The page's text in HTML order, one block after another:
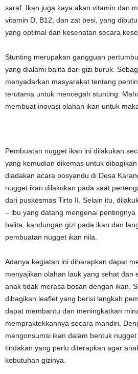
saraf. Ikan juga kaya akan vitamin dan
vitamin D, B12, dan zat besi, yang
yang optimal dan kesehatan secara
Stunting merupakan gangguan
yang dialami balita dari gizi buruk.
menyadarkan masyarakat tentang
terutama untuk mencegah stunting.
membuat inovasi olahan ikan untuk
Pembuatan nugget ikan ini dilakukan
yang kemudian dikemas untuk
diadakan acara posyandu di Desa
nugget ikan dilakukan pada saat
dari puskesmas Tirto II. Selain itu,
– ibu yang datang mengenai
balita, kandungan gizi pada ikan dan
pembuatan nugget ikan nila.
Adanya kegiatan ini diharapkan dapat
menyajikan olahan lauk yang sehat dan
anak tidak merasa bosan dengan ikan.
dibagikan leaflet yang berisi langkah
dapat membantu dan meningkatkan
mempraktekkannya secara mandiri.
mengonsumsi ikan dalam bentuk
tindakan yang perlu diterapkan agar
kebutuhan gizinya.